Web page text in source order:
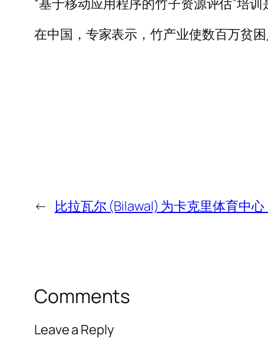
“基于移动应用程序的竹子资源评估”培训
在中国，专家表示，竹产业使数百万贫
← 比拉瓦尔 (Bilawal) 为卡克里体育中
Comments
Leave a Reply